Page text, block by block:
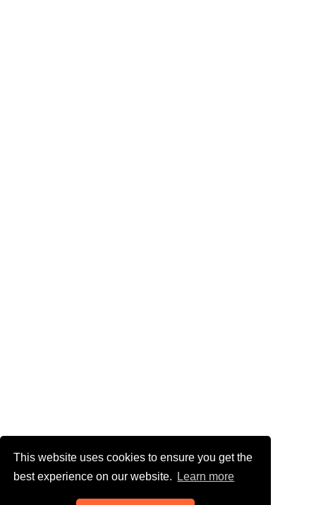
This website uses cookies to ensure you get the
best experience on our website.
Learn more